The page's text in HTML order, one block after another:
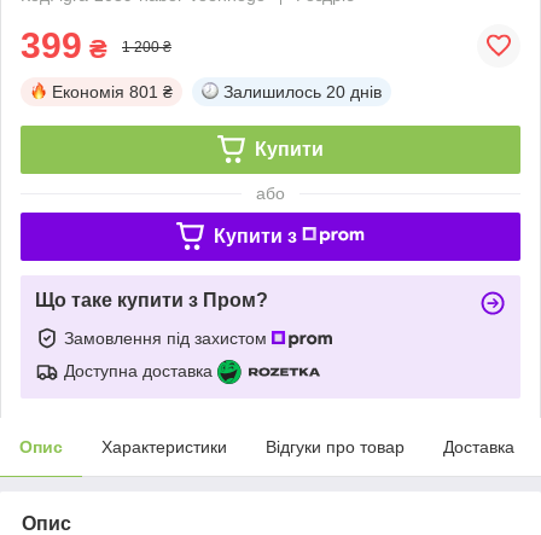
399 ₴ 1 200 ₴
Економія 801 ₴ Залишилось 20 днів
Купити
або
Купити з
Що таке купити з Пром?
Замовлення під захистом
Доступна доставка
Опис Характеристики Відгуки про товар Доставка
Опис